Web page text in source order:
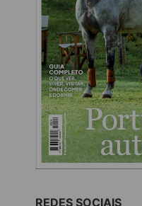
REDES SOCIAIS